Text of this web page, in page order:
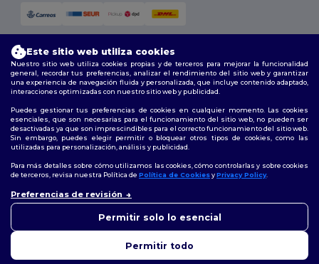
2026. Todos los derechos reservados
Términos y Condiciones| Política de personalización|Política de
Privacidad|Política de Cookies |Mapa del sitio
Síguenos
Madrid|Barcelona|Valencia|Seville|Zaragoza|Málaga|Murcia|
Alicante
Este sitio web utiliza cookies
Nuestro sitio web utiliza cookies propias y de terceros para mejorar la funcionalidad
general, recordar tus preferencias, analizar el rendimiento del sitio web y garantizar
una experiencia de navegación fluida y personalizada, que incluye contenido adaptado,
interacciones optimizadas con nuestro sitio web y publicidad.
Puedes gestionar tus preferencias de cookies en cualquier momento. Las cookies
esenciales, que son necesarias para el funcionamiento del sitio web, no pueden ser
desactivadas ya que son imprescindibles para el correcto funcionamiento del sitio web.
Sin embargo, puedes elegir permitir o bloquear otros tipos de cookies, como las
utilizadas para personalización, análisis y publicidad.
Para más detalles sobre cómo utilizamos las cookies, cómo controlarlas y sobre cookies
de terceros, revisa nuestra Política de Política de CookiesyPrivacy Policy.
Preferencias de revisión
Permitir solo lo esencial
Permitir todo
cualquier momento. Nuestro
ayudarte.